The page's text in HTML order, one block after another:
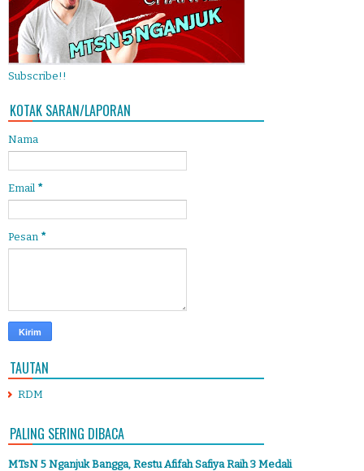
Subscribe!!
KOTAK SARAN/LAPORAN
Nama
Email *
Pesan *
TAUTAN
RDM
PALING SERING DIBACA
MTsN 5 Nganjuk Bangga, Restu Afifah Safiya Raih 3 Medali